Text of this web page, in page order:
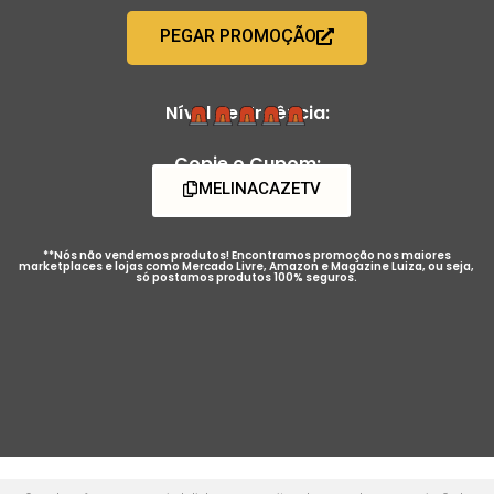
PEGAR PROMOÇÃO
Nível de Urgência:
Copie o Cupom:
MELINACAZETV
**Nós não vendemos produtos! Encontramos promoção nos maiores
marketplaces e lojas como Mercado Livre, Amazon e Magazine Luiza, ou seja,
só postamos produtos 100% seguros.